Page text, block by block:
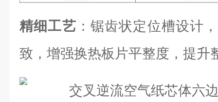
精细工艺 ：锯齿状定位槽设计
致，增强换热板片平整度，提升